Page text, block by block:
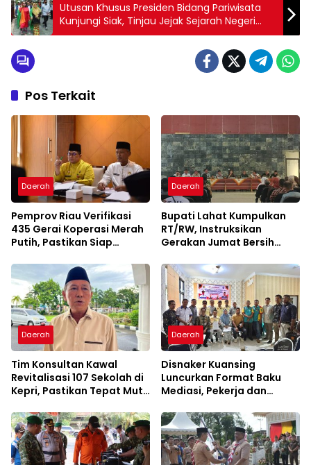
Utusan Khusus Presiden Bidang Pariwisata
Kunjungi Siak, Tinjau Jejak Sejarah Negeri
Istana
Pos Terkait
Daerah
Pemprov Riau Verifikasi
435 Gerai Koperasi Merah
Putih, Pastikan Siap
Daerah
Bupati Lahat Kumpulkan
RT/RW, Instruksikan
Gerakan Jumat Bersih
Daerah
Tim Konsultan Kawal
Revitalisasi 107 Sekolah di
Kepri, Pastikan Tepat Mutu
Daerah
Disnaker Kuansing
Luncurkan Format Baku
Mediasi, Pekerja dan
Kepastian Layanan